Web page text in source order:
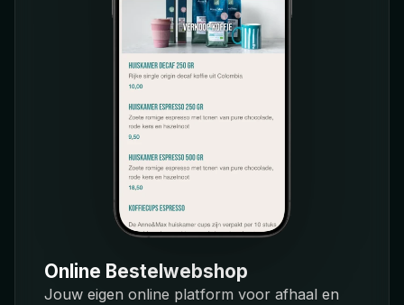
Online Bestelwebshop
Jouw eigen online platform voor afhaal en